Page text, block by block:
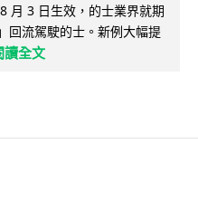
月 3 日生效，的士業界就期
回流駕駛的士。新例大幅提
讀全文